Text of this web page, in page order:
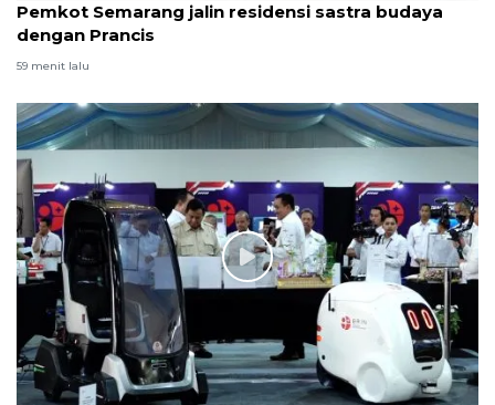
Pemkot Semarang jalin residensi sastra budaya
dengan Prancis
59 menit lalu